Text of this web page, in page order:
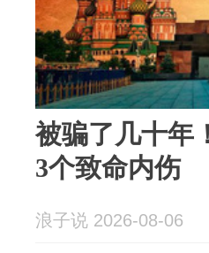
被骗了几十年
3个致命内伤
浪子说 2026-08-06